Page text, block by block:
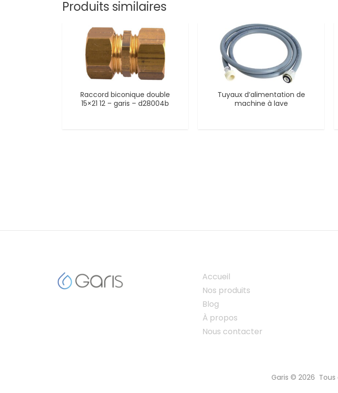
Produits similaires
Raccord biconique double
15×21 12 – garis – d28004b
Tuyaux d’alimentation de
machine à lave
Accueil
Nos produits
Blog
À propos
Nous contacter
Garis © 2026 Tous